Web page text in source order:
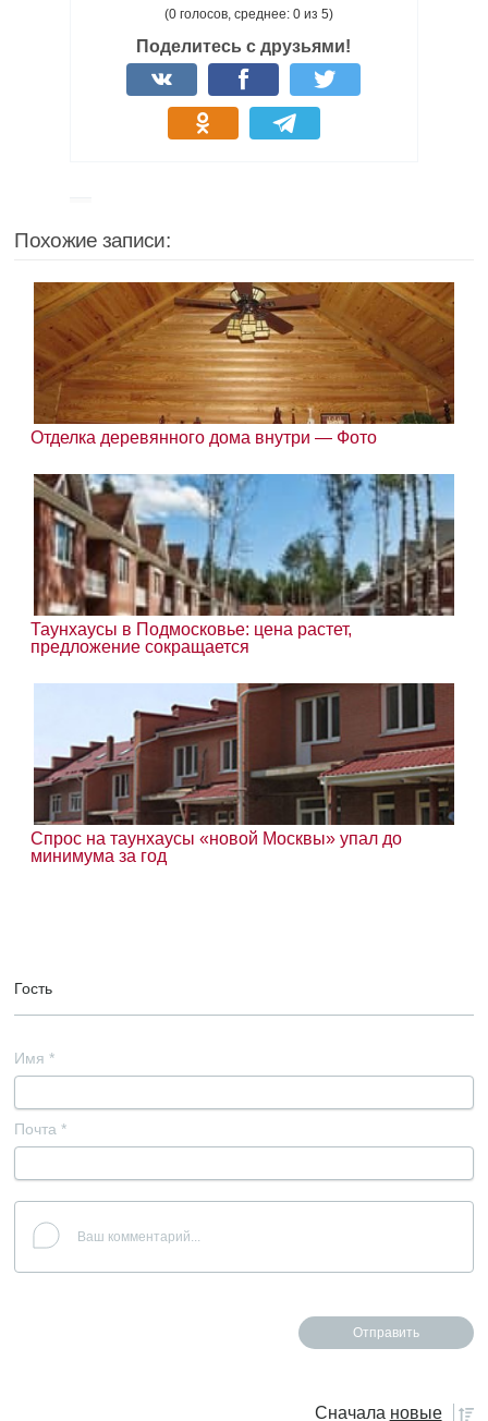
(0 голосов, среднее: 0 из 5)
Поделитесь с друзьями!
Похожие записи:
Отделка деревянного дома внутри — Фото
Таунхаусы в Подмосковье: цена растет,
предложение сокращается
Спрос на таунхаусы «новой Москвы» упал до
минимума за год
Гость
Имя *
Почта *
Сначала новые